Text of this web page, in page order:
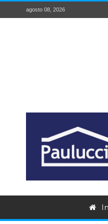
agosto 08, 2026